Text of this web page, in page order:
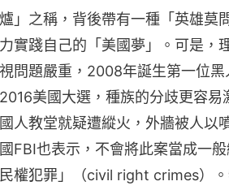
」之稱，背後帶有一種「英雄莫
實踐自己的「美國夢」。可是，
問題嚴重，2008年誕生第一位
美國大選，種族的分歧更容易
人教堂就疑遭縱火，外牆被人以
FBI也表示，不會將此案當成一
權犯罪」（civil right crimes）